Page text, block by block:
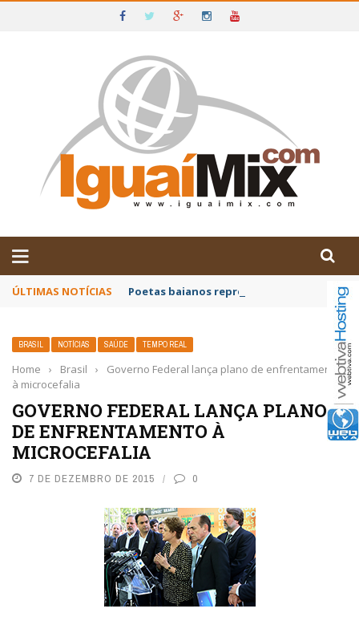
IGUAÍ E SUDOESTE DA BAHIA
ÚLTIMAS NOTÍCIAS Poetas baianos representam o Brasil no
BRASIL NOTÍCIAS SAÚDE TEMPO REAL
Home › Brasil ›
Governo Federal lança plano de enfrentamento
à microcefalia
GOVERNO FEDERAL LANÇA PLANO
DE ENFRENTAMENTO À
MICROCEFALIA
7 DE DEZEMBRO DE 2015 0